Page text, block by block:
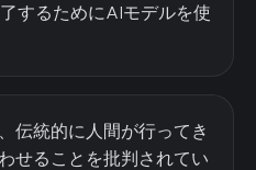
するためにAIモデルを使
伝統的に人間が行ってき
せることを批判されてい